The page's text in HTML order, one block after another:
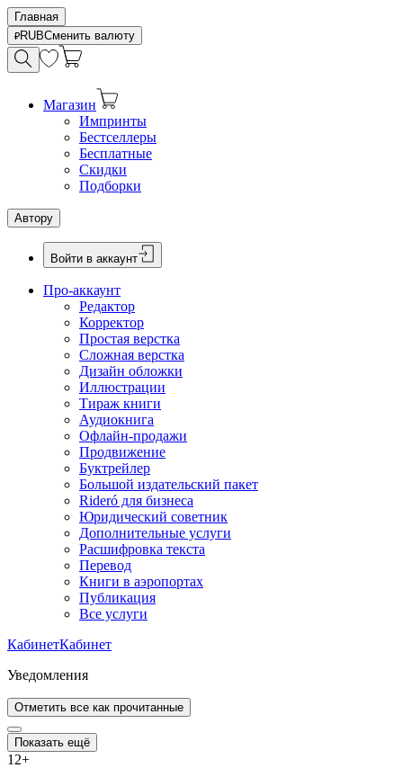
Главная
RUBСменить валюту
Магазин
Импринты
Бестселлеры
Бесплатные
Скидки
Подборки
Автору
Войти в аккаунт
Про-аккаунт
Редактор
Корректор
Простая верстка
Сложная верстка
Дизайн обложки
Иллюстрации
Тираж книги
Аудиокнига
Офлайн-продажи
Продвижение
Буктрейлер
Большой издательский пакет
Rideró для бизнеса
Юридический советник
Дополнительные услуги
Расшифровка текста
Перевод
Книги в аэропортах
Публикация
Все услуги
КабинетКабинет
Уведомления
Отметить все как прочитанные
Показать ещё
12+